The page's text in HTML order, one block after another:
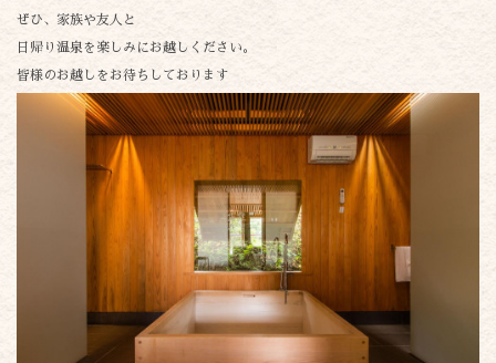
ぜひ、家族や友人と
日帰り温泉を楽しみにお越しください。
皆様のお越しをお待ちしております